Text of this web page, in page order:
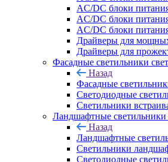
AC/DC блоки
AC/DC блоки
AC/DC блоки
Драйверы для
Драйверы для
Фасадные светильники
Назад
Фасадные
Светодиодные
Светильники
Ландшафтные светильники
Назад
Ландшафтные
Светильники
Светодиодные